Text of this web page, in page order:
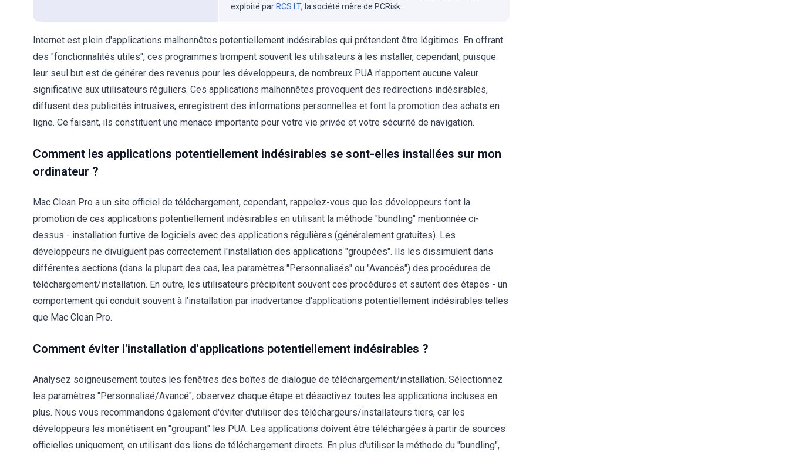
exploité par RCS LT, la société mère de PCRisk.
Internet est plein d'applications malhonnêtes potentiellement indésirables qui prétendent être légitimes. En offrant
des "fonctionnalités utiles", ces programmes trompent souvent les utilisateurs à les installer, cependant, puisque
leur seul but est de générer des revenus pour les développeurs, de nombreux PUA n'apportent aucune valeur
significative aux utilisateurs réguliers. Ces applications malhonnêtes provoquent des redirections indésirables,
diffusent des publicités intrusives, enregistrent des informations personnelles et font la promotion des achats en
ligne. Ce faisant, ils constituent une menace importante pour votre vie privée et votre sécurité de navigation.
Comment les applications potentiellement indésirables se sont-elles installées sur mon
ordinateur ?
Mac Clean Pro a un site officiel de téléchargement, cependant, rappelez-vous que les développeurs font la
promotion de ces applications potentiellement indésirables en utilisant la méthode "bundling" mentionnée ci-
dessus - installation furtive de logiciels avec des applications régulières (généralement gratuites). Les
développeurs ne divulguent pas correctement l'installation des applications "groupées". Ils les dissimulent dans
différentes sections (dans la plupart des cas, les paramètres "Personnalisés" ou "Avancés") des procédures de
téléchargement/installation. En outre, les utilisateurs précipitent souvent ces procédures et sautent des étapes - un
comportement qui conduit souvent à l'installation par inadvertance d'applications potentiellement indésirables telles
que Mac Clean Pro.
Comment éviter l'installation d'applications potentiellement indésirables ?
Analysez soigneusement toutes les fenêtres des boîtes de dialogue de téléchargement/installation. Sélectionnez
les paramètres "Personnalisé/Avancé", observez chaque étape et désactivez toutes les applications incluses en
plus. Nous vous recommandons également d'éviter d'utiliser des téléchargeurs/installateurs tiers, car les
développeurs les monétisent en "groupant" les PUA. Les applications doivent être téléchargées à partir de sources
officielles uniquement, en utilisant des liens de téléchargement directs. En plus d'utiliser la méthode du "bundling",